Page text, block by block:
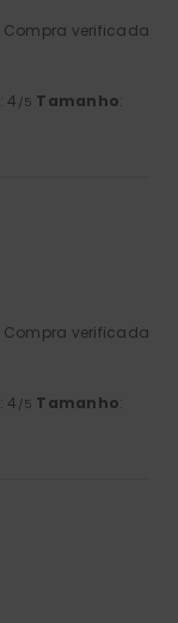
Compra verificada
: 4 /5 Tamanho:
Compra verificada
: 4 /5 Tamanho: